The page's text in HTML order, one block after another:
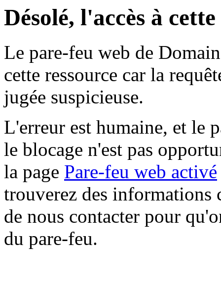
Désolé, l'accès à
Le pare-feu web de
cette ressource car la
jugée suspicieuse.
L'erreur est humaine, et le
le blocage n'est pas
la page Pare-feu web activé
trouverez des informations
de nous contacter pour
du pare-feu.